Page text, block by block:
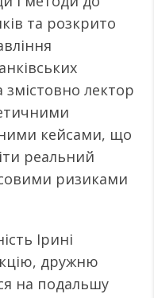
та розкрито
лектор
кейсами, що
реальний
ризиками
Ірині
дружню
на подальшу